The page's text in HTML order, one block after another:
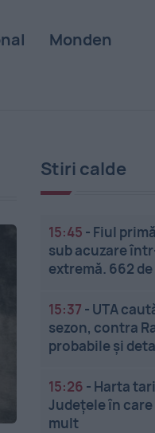
Monden
Stiri calde
15:45 - Fiul
sub acuzare
extremă. 662
15:37 - UTA
sezon, contra
probabile și
15:26 - Harta
Județele în
mult